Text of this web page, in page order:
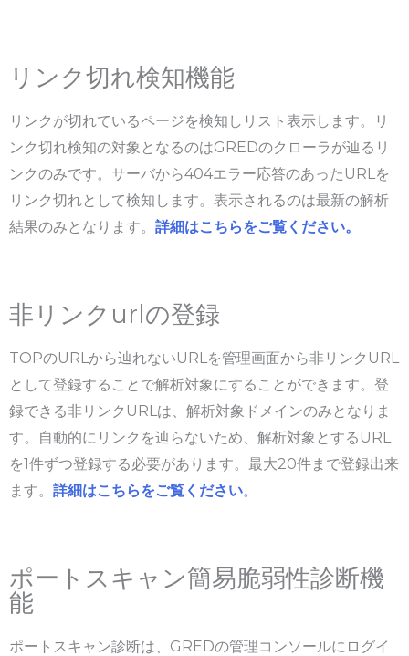
リンク切れ検知機能
リンクが切れているページを検知しリスト表示します。リ
ンク切れ検知の対象となるのはGREDのクローラが辿るリ
ンクのみです。サーバから404エラー応答のあったURLを
リンク切れとして検知します。表示されるのは最新の解析
結果のみとなります。 詳細はこちらをご覧ください。
非リンクurlの登録
TOPのURLから辿れないURLを管理画面から非リンクURL
として登録することで解析対象にすることができます。登
録できる非リンクURLは、解析対象ドメインのみとなりま
す。自動的にリンクを辿らないため、解析対象とするURL
を1件ずつ登録する必要があります。最大20件まで登録出来
ます。 詳細はこちらをご覧ください。
ポートスキャン簡易脆弱性診断機
能
ポートスキャン診断は、GREDの管理コンソールにログイ